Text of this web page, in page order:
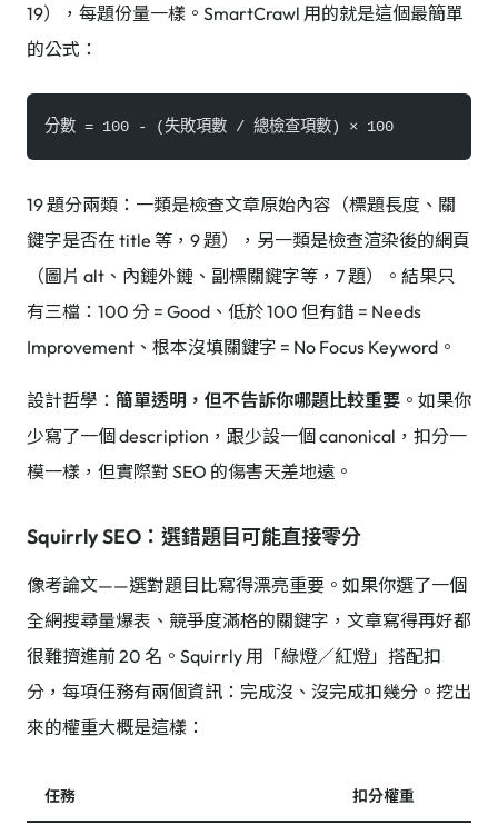
19），每題份量一樣。SmartCrawl 用的就是這個最簡單
的公式：
分數 = 100 - (失敗項數 / 總檢查項數) × 100
19 題分兩類：一類是檢查文章原始內容（標題長度、關
鍵字是否在 title 等，9 題），另一類是檢查渲染後的網頁
（圖片 alt、內鏈外鏈、副標關鍵字等，7 題）。結果只
有三檔：100 分 = Good、低於 100 但有錯 = Needs
Improvement、根本沒填關鍵字 = No Focus Keyword。
設計哲學： 簡單透明，但不告訴你哪題比較重要 。如果你
少寫了一個 description，跟少設一個 canonical，扣分一
模一樣，但實際對 SEO 的傷害天差地遠。
Squirrly SEO：選錯題目可能直接零分
像考論文——選對題目比寫得漂亮重要。如果你選了一個
全網搜尋量爆表、競爭度滿格的關鍵字，文章寫得再好都
很難擠進前 20 名。Squirrly 用「綠燈／紅燈」搭配扣
分，每項任務有兩個資訊：完成沒、沒完成扣幾分。挖出
來的權重大概是這樣：
任務 扣分權重